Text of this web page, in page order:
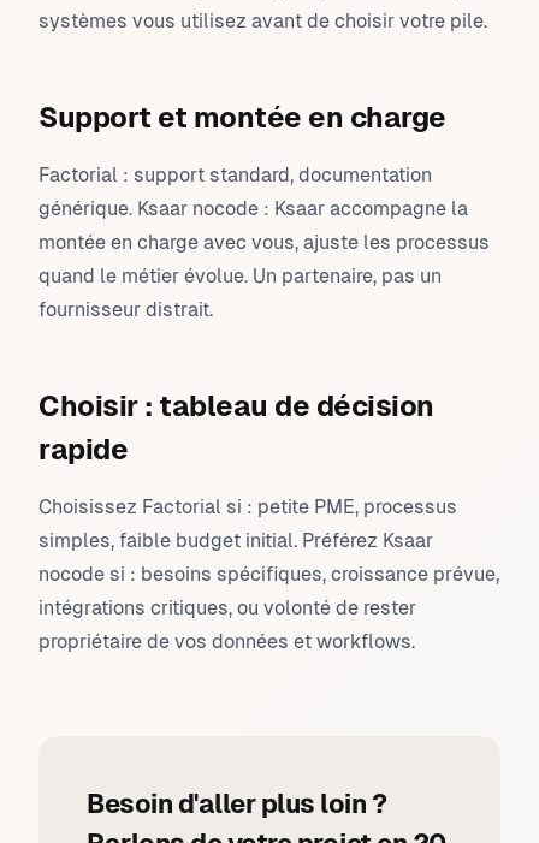
systèmes vous utilisez avant de choisir votre pile.
Support et montée en charge
Factorial : support standard, documentation
générique. Ksaar nocode : Ksaar accompagne la
montée en charge avec vous, ajuste les processus
quand le métier évolue. Un partenaire, pas un
fournisseur distrait.
Choisir : tableau de décision
rapide
Choisissez Factorial si : petite PME, processus
simples, faible budget initial. Préférez Ksaar
nocode si : besoins spécifiques, croissance prévue,
intégrations critiques, ou volonté de rester
propriétaire de vos données et workflows.
Besoin d'aller plus loin ?